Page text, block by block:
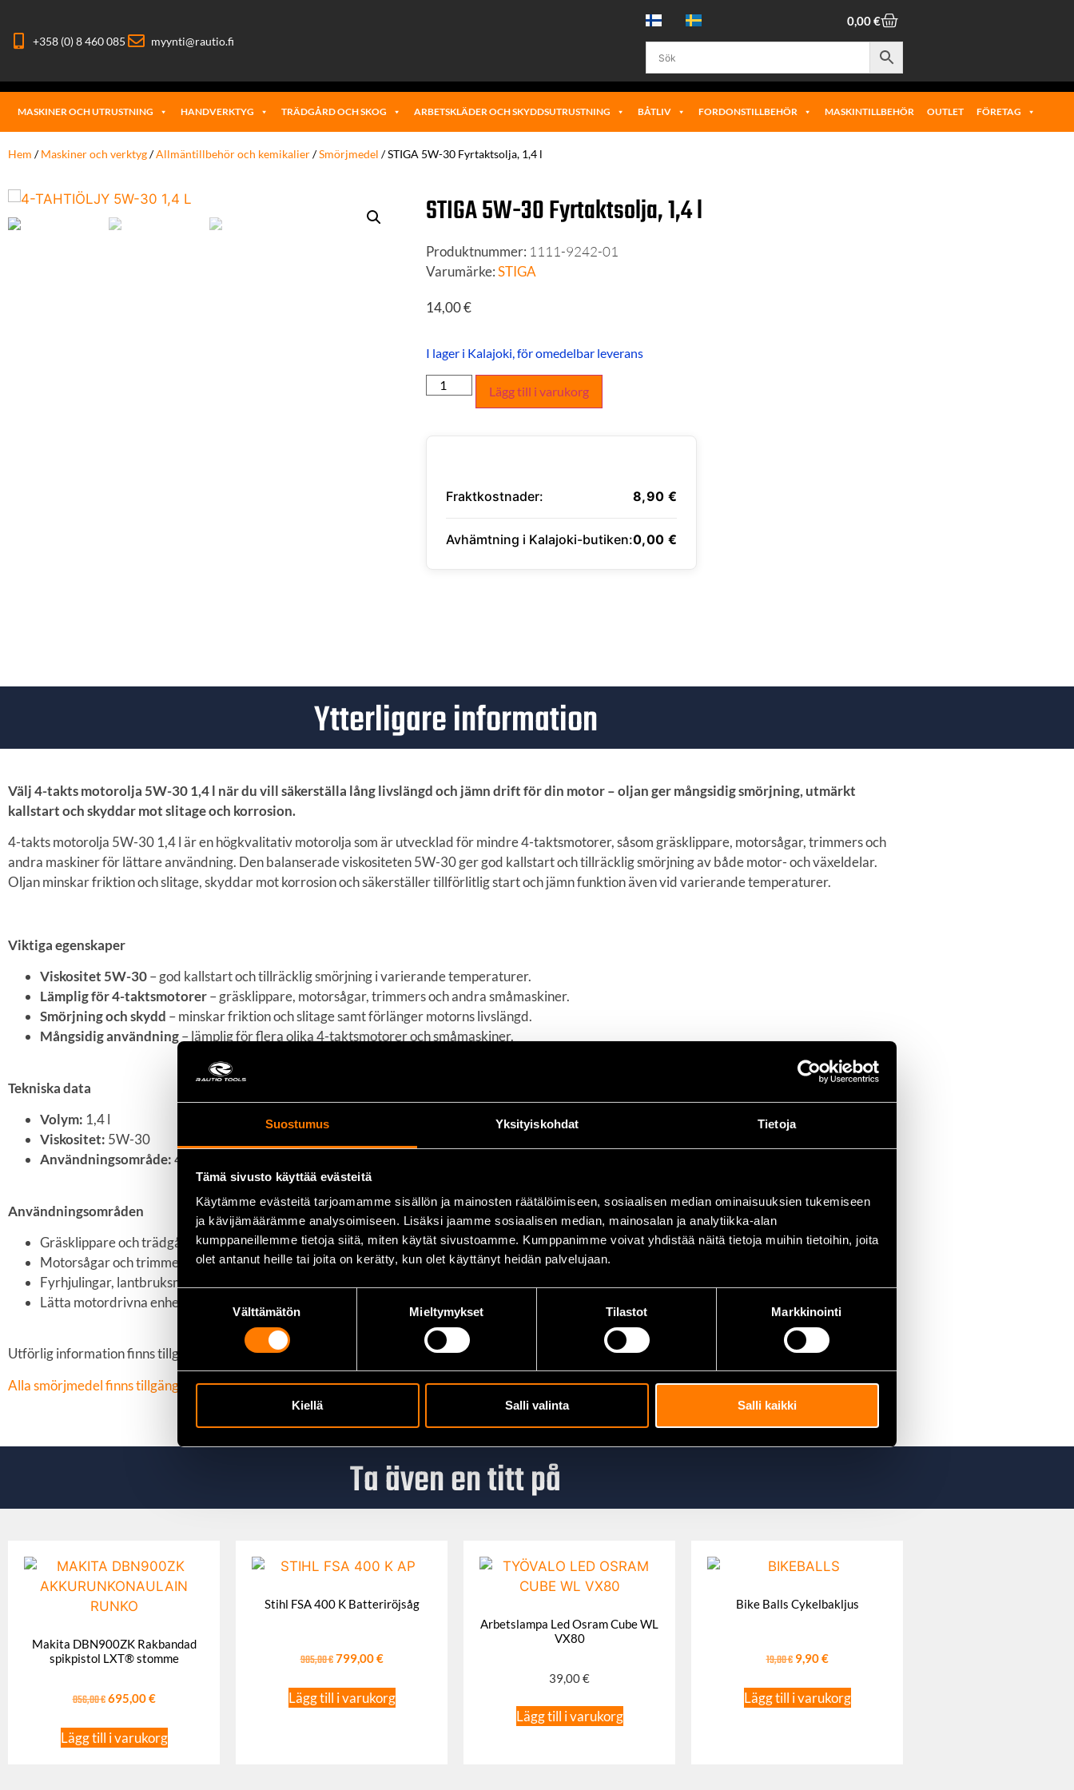
Suostumus Yksityiskohdat Tietoja
Tämä sivusto käyttää evästeitä
Käytämme evästeitä tarjoamamme sisällön ja mainosten räätälöimiseen, sosiaalisen median ominaisuuksien tukemiseen
ja kävijämäärämme analysoimiseen. Lisäksi jaamme sosiaalisen median, mainosalan ja analytiikka-alan
kumppaneillemme tietoja siitä, miten käytät sivustoamme. Kumppanimme voivat yhdistää näitä tietoja muihin tietoihin, joita
olet antanut heille tai joita on kerätty, kun olet käyttänyt heidän palvelujaan.
Välttämätön Mieltymykset Tilastot Markkinointi
Kiellä Salli valinta Salli kaikki
+358 (0) 8 460 085 myynti@rautio.fi
0,00€
MASKINER OCH UTRUSTNING HANDVERKTYG TRÄDGÅRD OCH SKOG ARBETSKLÄDER OCH SKYDDSUTRUSTNING BÅTLIV FORDONSTILLBEHÖR MASKINTILLBEHÖR OUTLET FÖRETAG
Hem /Maskiner och verktyg/Allmäntillbehör och kemikalier/Smörjmedel / STIGA 5W-30 Fyrtaktsolja, 1,4 l
STIGA 5W-30 Fyrtaktsolja, 1,4 l
Produktnummer: 1111-9242-01
Varumärke:STIGA
14,00€
I lager i Kalajoki, för omedelbar leverans
Lägg till i varukorg
Fraktkostnader: 8,90 €
Avhämtning i Kalajoki-butiken:0,00 €
Ytterligare information
Välj 4-takts motorolja 5W-30 1,4 l när du vill säkerställa lång livslängd och jämn drift för din motor – oljan ger mångsidig smörjning, utmärkt
kallstart och skyddar mot slitage och korrosion.
4-takts motorolja 5W-30 1,4 l är en högkvalitativ motorolja som är utvecklad för mindre 4-taktsmotorer, såsom gräsklippare, motorsågar, trimmers och
andra maskiner för lättare användning. Den balanserade viskositeten 5W-30 ger god kallstart och tillräcklig smörjning av både motor- och växeldelar.
Oljan minskar friktion och slitage, skyddar mot korrosion och säkerställer tillförlitlig start och jämn funktion även vid varierande temperaturer.
Viktiga egenskaper
Viskositet 5W-30– god kallstart och tillräcklig smörjning i varierande temperaturer.
Lämplig för 4-taktsmotorer– gräsklippare, motorsågar, trimmers och andra småmaskiner.
Smörjning och skydd – minskar friktion och slitage samt förlänger motorns livslängd.
Mångsidig användning– lämplig för flera olika 4-taktsmotorer och småmaskiner.
Tekniska data
Volym: 1,4 l
Viskositet: 5W-30
Användningsområde:4-taktsmotorer (småmaskiner och utrustning)
Användningsområden
Gräsklippare och trädgårdsmaskiner
Motorsågar och trimmers med 4-taktsmotor
Fyrhjulingar, lantbruksmaskiner och andra små motorer
Lätta motordrivna enheter när pålitlig och mångsidig motorolja behövs
Utförlig information finns tillgänglig hos tillverkaren
Alla smörjmedel finns tillgängliga hos oss
Ta även en titt på
Makita DBN900ZK Rakbandad
spikpistol LXT® stomme
856,00€ 695,00€
Lägg till i varukorg
Stihl FSA 400 K Batteriröjsåg
985,00€ 799,00€
Lägg till i varukorg
Arbetslampa Led Osram Cube WL
VX80
39,00€
Lägg till i varukorg
Bike Balls Cykelbakljus
19,80€ 9,90€
Lägg till i varukorg